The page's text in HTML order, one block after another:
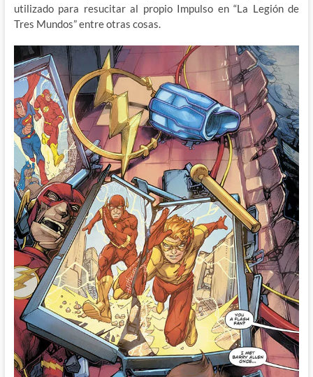
utilizado para resucitar al propio Impulso en “La Legión de
Tres Mundos” entre otras cosas.